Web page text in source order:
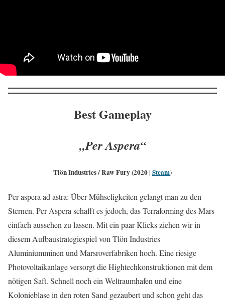
Best Gameplay
„Per Aspera“
Tlön Industries / Raw Fury (2020 | Steam)
Per aspera ad astra: Über Mühseligkeiten gelangt man zu den
Sternen. Per Aspera schafft es jedoch, das Terraforming des Mars
einfach aussehen zu lassen. Mit ein paar Klicks ziehen wir in
diesem Aufbaustrategiespiel von Tlön Industries
Aluminiumminen und Marsroverfabriken hoch. Eine riesige
Photovoltaikanlage versorgt die Hightechkonstruktionen mit dem
nötigen Saft. Schnell noch ein Weltraumhafen und eine
Kolonieblase in den roten Sand gezaubert und schon geht das